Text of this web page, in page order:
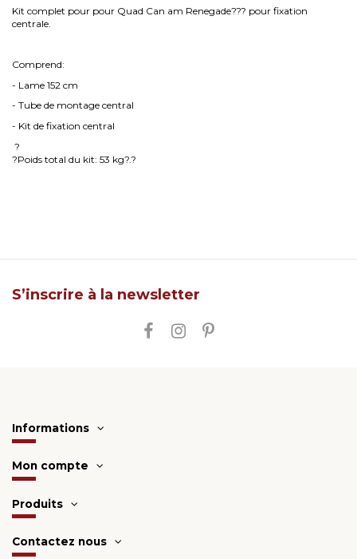
Kit complet pour pour Quad Can am Renegade??? pour fixation
centrale.
Comprend:
- Lame 152 cm
- Tube de montage central
- Kit de fixation central
?
?Poids total du kit: 53 kg?.?
S’inscrire à la newsletter
Informations
Mon compte
Produits
Contactez nous